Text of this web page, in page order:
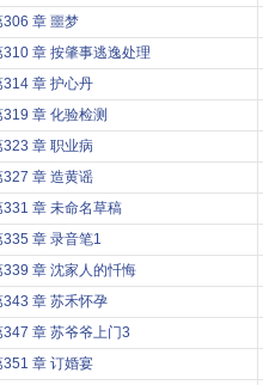
306 章 噩梦
310 章 按肇事逃逸处理
314 章 护心丹
319 章 化验检测
323 章 职业病
327 章 造黄谣
331 章 未命名草稿
335 章 录音笔1
339 章 沈家人的忏悔
343 章 苏禾怀孕
347 章 苏爷爷上门3
351 章 订婚宴